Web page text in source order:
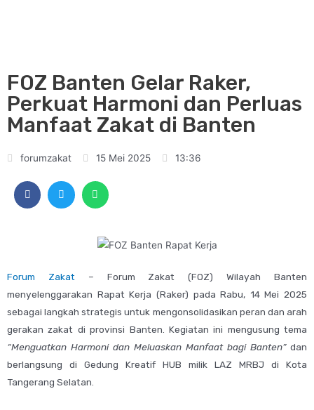
FOZ Banten Gelar Raker,
Perkuat Harmoni dan Perluas
Manfaat Zakat di Banten
forumzakat 15 Mei 2025 13:36
Forum Zakat– Forum Zakat (FOZ) Wilayah Banten
menyelenggarakan Rapat Kerja (Raker) pada Rabu, 14 Mei 2025
sebagai langkah strategis untuk mengonsolidasikan peran dan arah
gerakan zakat di provinsi Banten. Kegiatan ini mengusung tema
“Menguatkan Harmoni dan Meluaskan Manfaat bagi Banten”dan
berlangsung di Gedung Kreatif HUB milik LAZ MRBJ di Kota
Tangerang Selatan.